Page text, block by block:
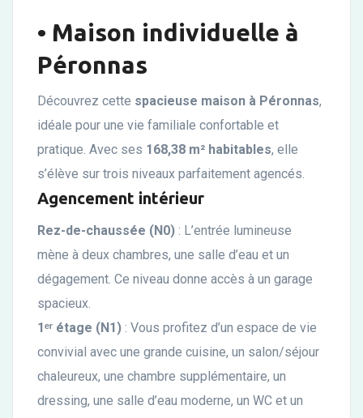
• Maison individuelle à
Péronnas
Découvrez cette spacieuse maison à Péronnas,
idéale pour une vie familiale confortable et
pratique. Avec ses 168,38 m² habitables, elle
s’élève sur trois niveaux parfaitement agencés.
Agencement intérieur
Rez-de-chaussée (N0) : L’entrée lumineuse
mène à deux chambres, une salle d’eau et un
dégagement. Ce niveau donne accès à un garage
spacieux.
1ᵉʳ étage (N1) : Vous profitez d’un espace de vie
convivial avec une grande cuisine, un salon/séjour
chaleureux, une chambre supplémentaire, un
dressing, une salle d’eau moderne, un WC et un